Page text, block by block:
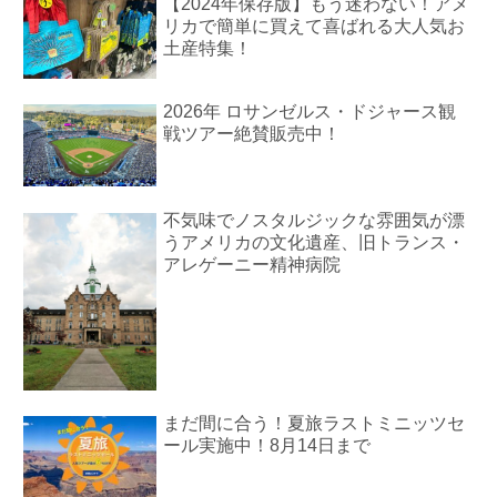
リカで簡単に買えて喜ばれる大人気お
土産特集！
2026年 ロサンゼルス・ドジャース観
戦ツアー絶賛販売中！
不気味でノスタルジックな雰囲気が漂
うアメリカの文化遺産、旧トランス・
アレゲーニー精神病院
まだ間に合う！夏旅ラストミニッツセ
ール実施中！8月14日まで